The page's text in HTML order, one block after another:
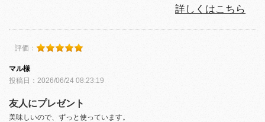
詳しくはこちら
評価：
マル様
投稿日：2026/06/24 08:23:19
友人にプレゼント
美味しいので、ずっと使っています。